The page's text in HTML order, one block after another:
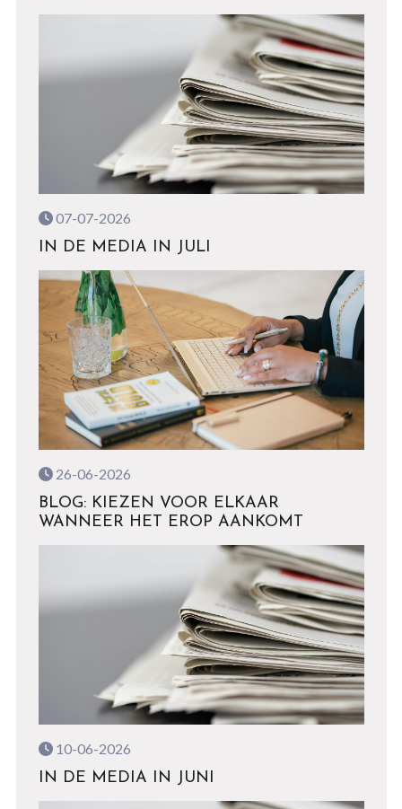
07-07-2026
IN DE MEDIA IN JULI
26-06-2026
BLOG: KIEZEN VOOR ELKAAR
WANNEER HET EROP AANKOMT
10-06-2026
IN DE MEDIA IN JUNI